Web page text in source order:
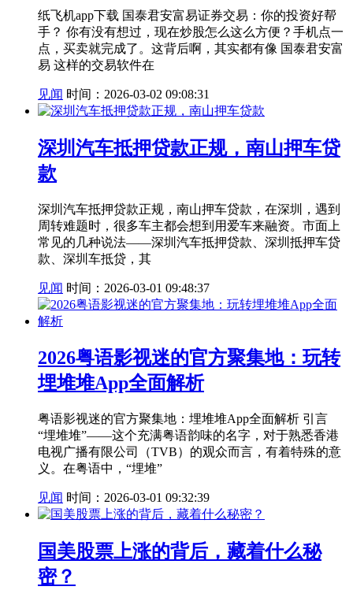
纸飞机app下载 国泰君安富易证券交易：你的投资好帮
手？ 你有没有想过，现在炒股怎么这么方便？手机点一
点，买卖就完成了。这背后啊，其实都有像 国泰君安富
易 这样的交易软件在
见闻 时间：2026-03-02 09:08:31
深圳汽车抵押贷款正规，南山押车贷
款
深圳汽车抵押贷款正规，南山押车贷款，在深圳，遇到
周转难题时，很多车主都会想到用爱车来融资。市面上
常见的几种说法——深圳汽车抵押贷款、深圳抵押车贷
款、深圳车抵贷，其
见闻 时间：2026-03-01 09:48:37
2026粤语影视迷的官方聚集地：玩转
埋堆堆App全面解析
粤语影视迷的官方聚集地：埋堆堆App全面解析 引言
“埋堆堆”——这个充满粤语韵味的名字，对于熟悉香港
电视广播有限公司（TVB）的观众而言，有着特殊的意
义。在粤语中，“埋堆”
见闻 时间：2026-03-01 09:32:39
国美股票上涨的背后，藏着什么秘
密？